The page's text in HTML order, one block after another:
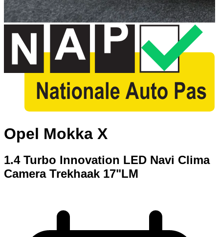
Opel Mokka X
1.4 Turbo Innovation LED Navi Clima
Camera Trekhaak 17"LM